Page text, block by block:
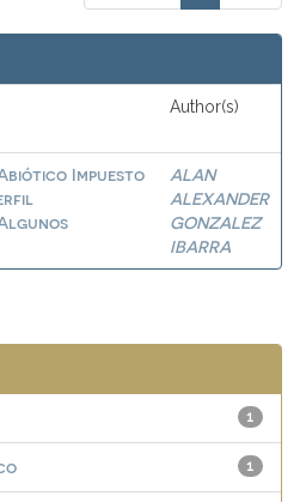
Author(s)
Impuesto
ALAN
ALEXANDER
GONZALEZ
IBARRA
1
1